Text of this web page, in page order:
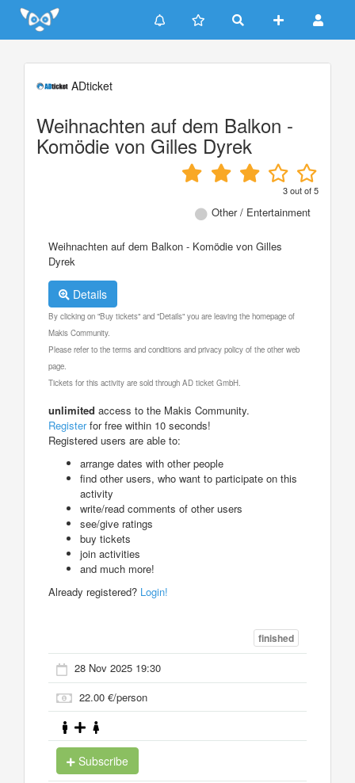
Update cookies preferences
ADticket
Weihnachten auf dem Balkon -
Komödie von Gilles Dyrek
3out of5
Other / Entertainment
Weihnachten auf dem Balkon - Komödie von Gilles
Dyrek
Details
By clicking on "Buy tickets" and "Details" you are leaving the homepage of
Makis Community.
Please refer to the terms and conditions and privacy policy of the other web
page.
Tickets for this activity are sold through AD ticket GmbH.
unlimited access to the Makis Community.
Registerfor free within 10 seconds!
Registered users are able to:
arrange dates with other people
find other users, who want to participate on this
activity
write/read comments of other users
see/give ratings
buy tickets
join activities
and much more!
Already registered? Login!
finished
28 Nov 2025 19:30
22.00 €/person
Subscribe